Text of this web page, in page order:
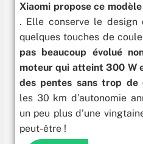
Xiaomi propose ce
. Elle conserve le
quelques touches de
pas beaucoup évolué
moteur qui atteint 300 W
des pentes sans trop de
les 30 km d’autonomie
un peu plus d’une
peut-être !